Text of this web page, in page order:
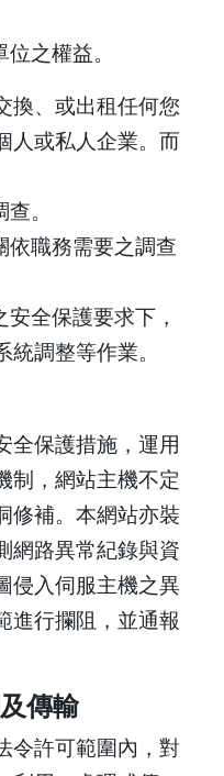
之權益。
換、或出租任何您
人或私人企業。而
。
職務需要之調查
全保護要求下，
調整等作業。
全保護措施，運用
制，網站主機不定
修補。本網站亦裝
網路異常紀錄與資
侵入伺服主機之異
進行攔阻，並通報
傳輸
令許可範圍內，對